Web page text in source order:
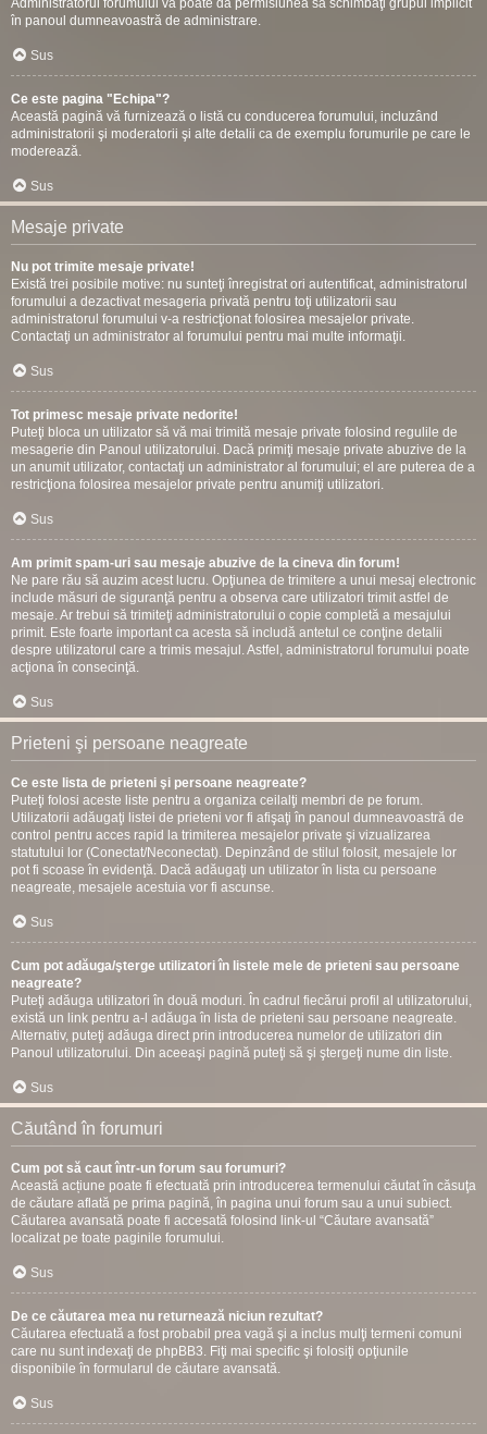
Administratorul forumului vă poate da permisiunea să schimbaţi grupul implicit
în panoul dumneavoastră de administrare.
Sus
Ce este pagina "Echipa"?
Această pagină vă furnizează o listă cu conducerea forumului, incluzând
administratorii şi moderatorii şi alte detalii ca de exemplu forumurile pe care le
moderează.
Sus
Mesaje private
Nu pot trimite mesaje private!
Există trei posibile motive: nu sunteţi înregistrat ori autentificat, administratorul
forumului a dezactivat mesageria privată pentru toţi utilizatorii sau
administratorul forumului v-a restricţionat folosirea mesajelor private.
Contactaţi un administrator al forumului pentru mai multe informaţii.
Sus
Tot primesc mesaje private nedorite!
Puteţi bloca un utilizator să vă mai trimită mesaje private folosind regulile de
mesagerie din Panoul utilizatorului. Dacă primiţi mesaje private abuzive de la
un anumit utilizator, contactaţi un administrator al forumului; el are puterea de a
restricţiona folosirea mesajelor private pentru anumiţi utilizatori.
Sus
Am primit spam-uri sau mesaje abuzive de la cineva din forum!
Ne pare rău să auzim acest lucru. Opţiunea de trimitere a unui mesaj electronic
include măsuri de siguranţă pentru a observa care utilizatori trimit astfel de
mesaje. Ar trebui să trimiteţi administratorului o copie completă a mesajului
primit. Este foarte important ca acesta să includă antetul ce conţine detalii
despre utilizatorul care a trimis mesajul. Astfel, administratorul forumului poate
acţiona în consecinţă.
Sus
Prieteni şi persoane neagreate
Ce este lista de prieteni şi persoane neagreate?
Puteţi folosi aceste liste pentru a organiza ceilalţi membri de pe forum.
Utilizatorii adăugaţi listei de prieteni vor fi afişaţi în panoul dumneavoastră de
control pentru acces rapid la trimiterea mesajelor private şi vizualizarea
statutului lor (Conectat/Neconectat). Depinzând de stilul folosit, mesajele lor
pot fi scoase în evidenţă. Dacă adăugaţi un utilizator în lista cu persoane
neagreate, mesajele acestuia vor fi ascunse.
Sus
Cum pot adăuga/şterge utilizatori în listele mele de prieteni sau persoane
neagreate?
Puteţi adăuga utilizatori în două moduri. În cadrul fiecărui profil al utilizatorului,
există un link pentru a-l adăuga în lista de prieteni sau persoane neagreate.
Alternativ, puteţi adăuga direct prin introducerea numelor de utilizatori din
Panoul utilizatorului. Din aceeaşi pagină puteţi să şi ştergeţi nume din liste.
Sus
Căutând în forumuri
Cum pot să caut într-un forum sau forumuri?
Această acțiune poate fi efectuată prin introducerea termenului căutat în căsuţa
de căutare aflată pe prima pagină, în pagina unui forum sau a unui subiect.
Căutarea avansată poate fi accesată folosind link-ul “Căutare avansată”
localizat pe toate paginile forumului.
Sus
De ce căutarea mea nu returnează niciun rezultat?
Căutarea efectuată a fost probabil prea vagă şi a inclus mulţi termeni comuni
care nu sunt indexaţi de phpBB3. Fiţi mai specific şi folosiţi opţiunile
disponibile în formularul de căutare avansată.
Sus